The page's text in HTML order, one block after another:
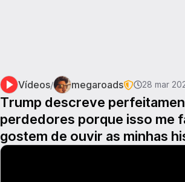
Vídeos/ megaroads 28 mar
Trump descreve
perdedores porque isso me
gostem de ouvir as minhas